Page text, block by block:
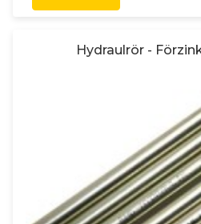
Hydraulrör -